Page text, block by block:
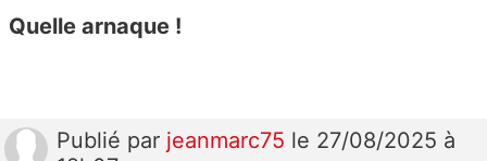
Quelle arnaque !
Publié par jeanmarc75 le 27/08/2025 à